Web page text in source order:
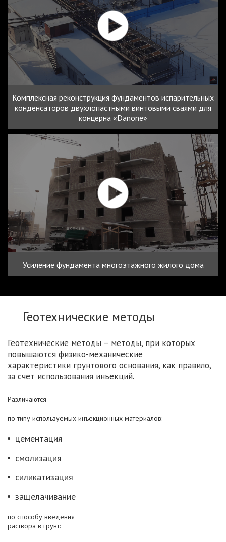
Комплексная реконструкция фундаментов испарительных
конденсаторов двухлопастными винтовыми сваями для
концерна «Danone»
Усиление фундамента многоэтажного жилого дома
Геотехнические методы
Геотехнические методы – методы, при которых
повышаются физико-механические
характеристики грунтового основания, как правило,
за счет использования инъекций.
Различаются
по типу используемых инъекционных материалов:
цементация
смолизация
силикатизация
защелачивание
по способу введения
раствора в грунт: